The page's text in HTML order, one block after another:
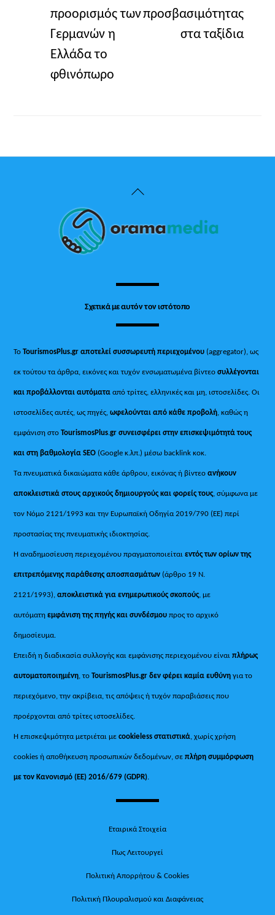
προορισμός των
Γερμανών η
Ελλάδα το
φθινόπωρο
προσβασιμότητας
στα ταξίδια
Back
Top
Σχετικά με αυτόν τον ιστότοπο
ΤοTourismosPlus.gr αποτελεί συσσωρευτή περιεχομένου (aggregator), ως
εκ τούτου τα άρθρα, εικόνες και τυχόν ενσωματωμένα βίντεοσυλλέγονται
και προβάλλονται αυτόματααπό τρίτες, ελληνικές και μη, ιστοσελίδες. Οι
ιστοσελίδες αυτές, ως πηγές,ωφελούνται από κάθε προβολή, καθώς η
εμφάνιση στοTourismosPlus.gr συνεισφέρει στην επισκεψιμότητά τους
και στη βαθμολογία SEO (Google κ.λπ.) μέσω backlink κοκ.
Τα πνευματικά δικαιώματα κάθε άρθρου, εικόνας ή βίντεοανήκουν
αποκλειστικά στους αρχικούς δημιουργούς και φορείς τους, σύμφωνα με
τον Νόμο 2121/1993 και την Ευρωπαϊκή Οδηγία 2019/790 (ΕΕ) περί
προστασίας της πνευματικής ιδιοκτησίας.
Η αναδημοσίευση περιεχομένου πραγματοποιείταιεντός των ορίων της
επιτρεπόμενης παράθεσης αποσπασμάτων (άρθρο 19 Ν.
2121/1993), αποκλειστικά για ενημερωτικούς σκοπούς, με
αυτόματηεμφάνιση της πηγής και συνδέσμου προς το αρχικό
δημοσίευμα.
Επειδή η διαδικασία συλλογής και εμφάνισης περιεχομένου είναιπλήρως
αυτοματοποιημένη, τοTourismosPlus.gr δεν φέρει καμία ευθύνη για το
περιεχόμενο, την ακρίβεια, τις απόψεις ή τυχόν παραβιάσεις που
προέρχονται από τρίτες ιστοσελίδες.
Η επισκεψιμότητα μετριέται μεcookieless στατιστικά, χωρίς χρήση
cookies ή αποθήκευση προσωπικών δεδομένων, σεπλήρη συμμόρφωση
με τον Κανονισμό (ΕΕ) 2016/679 (GDPR).
Εταιρικά Στοιχεία
Πως Λειτουργεί
Πολιτική Απορρήτου & Cookies
Πολιτική Πλουραλισμού και Διαφάνειας